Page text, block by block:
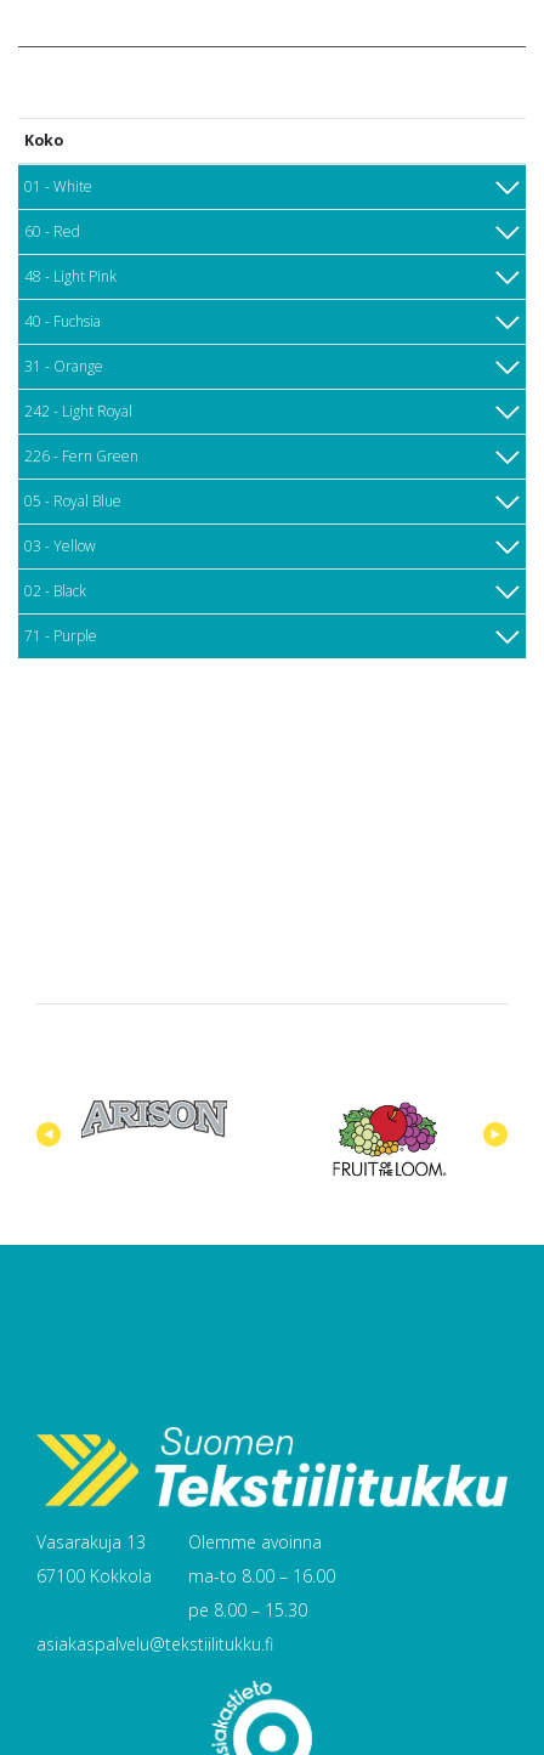
Koko
01 - White
60 - Red
48 - Light Pink
40 - Fuchsia
31 - Orange
242 - Light Royal
226 - Fern Green
05 - Royal Blue
03 - Yellow
02 - Black
71 - Purple
Vasarakuja 13
67100 Kokkola
Olemme avoinna
ma-to 8.00 – 16.00
pe 8.00 – 15.30
asiakaspalvelu@tekstiilitukku.fi